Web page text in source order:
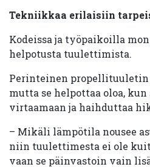
Tekniikkaa erilaisiin
Kodeissa ja työpaikoilla
helpotusta tuulettimista.
Perinteinen propellituuletin
mutta se helpottaa oloa, kun
virtaamaan ja haihduttaa
– Mikäli lämpötila nousee
niin tuulettimesta ei ole
vaan se päinvastoin vain